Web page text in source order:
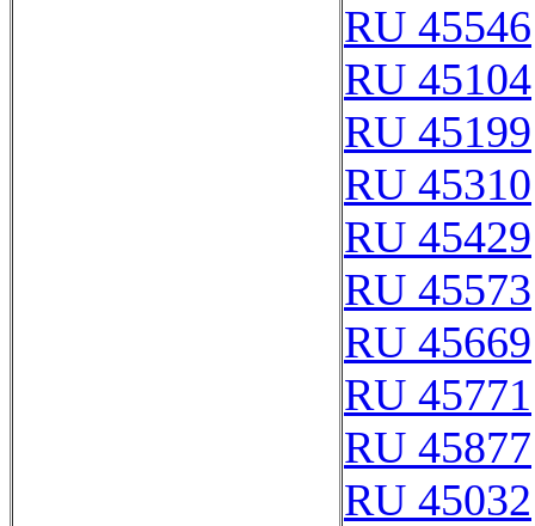
RU 45546
RU 45104
RU 45199
RU 45310
RU 45429
RU 45573
RU 45669
RU 45771
RU 45877
RU 45032